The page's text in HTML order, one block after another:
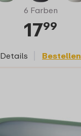
6 Farben
1799
Details Bestellen